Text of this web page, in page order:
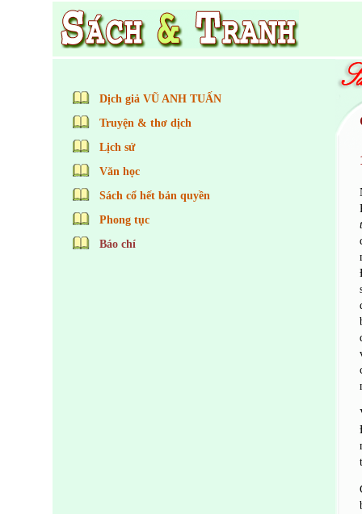
Dịch giả VŨ ANH TUẤN
Truyện & thơ dịch
Lịch sử
Văn học
Sách cổ hết bản quyền
Phong tục
Báo chí